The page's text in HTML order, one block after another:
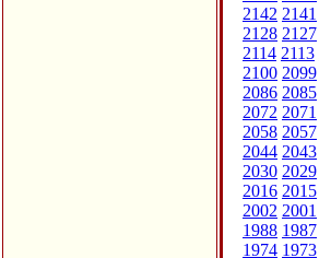
2142 2141
2128 2127
2114 2113
2100 2099
2086 2085
2072 2071
2058 2057
2044 2043
2030 2029
2016 2015
2002 2001
1988 1987
1974 1973